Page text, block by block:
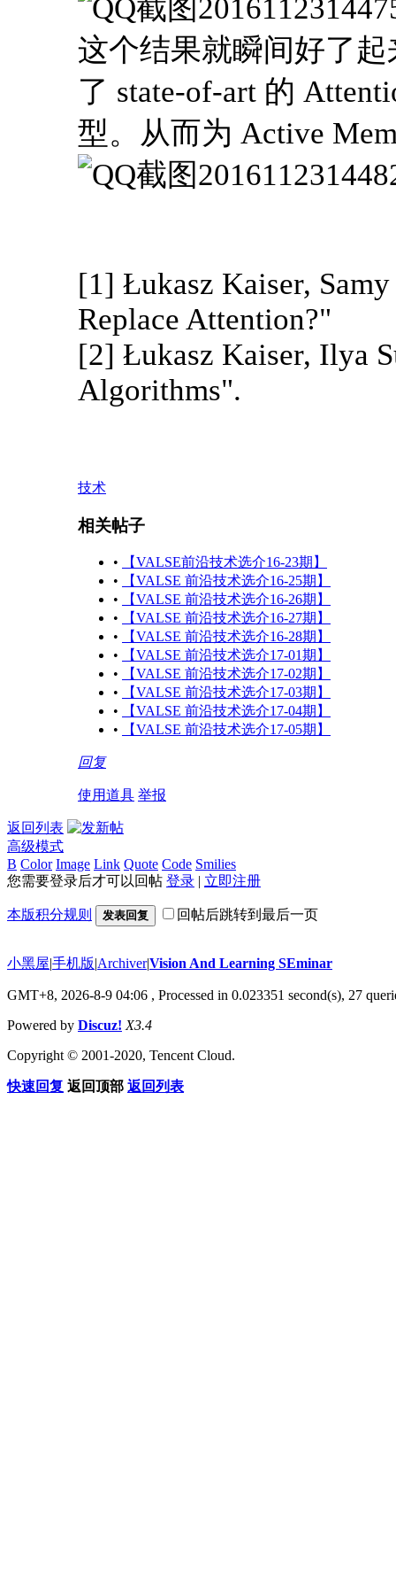
这个结果就瞬间好了起
了 state-of-art 的
型。从而为 Active
[1] Łukasz Kaiser,
Replace Attention?"
[2] Łukasz Kaiser, Ilya
Algorithms".
技术
相关帖子
•
【VALSE前沿技术选介16-23期】
•
【VALSE 前沿技术选介16-25期】
•
【VALSE 前沿技术选介16-26期】
•
【VALSE 前沿技术选介16-27期】
•
【VALSE 前沿技术选介16-28期】
•
【VALSE 前沿技术选介17-01期】
•
【VALSE 前沿技术选介17-02期】
•
【VALSE 前沿技术选介17-03期】
•
【VALSE 前沿技术选介17-04期】
•
【VALSE 前沿技术选介17-05期】
回复
使用道具 举报
返回列表
高级模式
B Color Image Link Quote Code Smilies
您需要登录后才可以回帖 登录 | 立即注册
本版积分规则 发表回复 回帖后跳转到最后一页
小黑屋|手机版|Archiver|Vision And Learning SEminar
GMT+8, 2026-8-9 04:06 , Processed in 0.023351 second(s), 27
Powered by Discuz! X3.4
Copyright © 2001-2020, Tencent Cloud.
快速回复 返回顶部 返回列表